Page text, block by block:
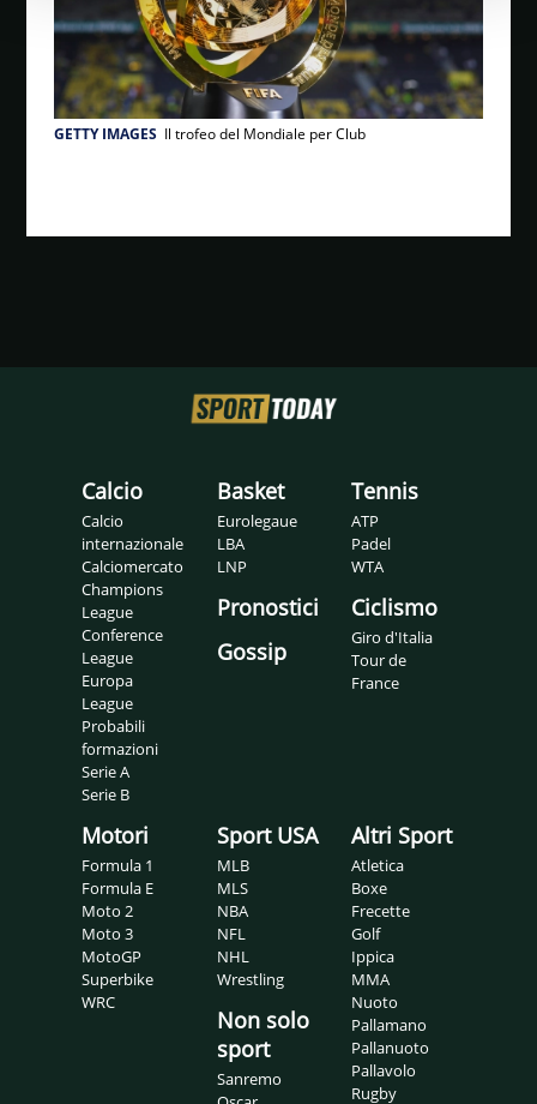
GETTY IMAGES Il trofeo del Mondiale per Club
Calcio
Calcio
internazionale
Calciomercato
Champions
League
Conference
League
Europa
League
Probabili
formazioni
Serie A
Serie B
Basket
Eurolegaue
LBA
LNP
Pronostici
Gossip
Tennis
ATP
Padel
WTA
Ciclismo
Giro d'Italia
Tour de
France
Motori
Formula 1
Formula E
Moto 2
Moto 3
MotoGP
Superbike
WRC
Sport USA
MLB
MLS
NBA
NFL
NHL
Wrestling
Non solo
sport
Sanremo
Altri Sport
Atletica
Boxe
Frecette
Golf
Ippica
MMA
Nuoto
Pallamano
Pallanuoto
Pallavolo
Rugby